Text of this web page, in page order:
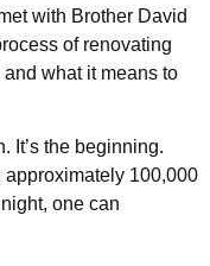
with Brother David
of renovating
what it means to
It’s the beginning.
100,000
one can